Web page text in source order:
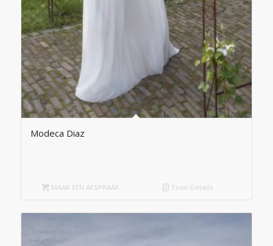
Modeca Diaz
MAAK EEN AFSPRAAK Toon Details